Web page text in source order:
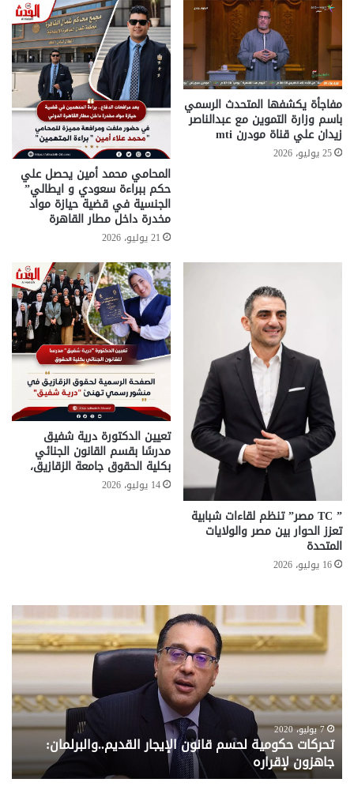
مفاجأة يكشفها المتحدث الرسمي
باسم وزارة التموين مع عبدالناصر
زيدان علي قناة مودرن mti
25 يوليو، 2026
المحامي محمد أمين يحصل علي
حكم ببراءة سعودي و ايطالي”
الجنسية في قضية حيازة مواد
مخدرة داخل مطار القاهرة
21 يوليو، 2026
” TC مصر” تنظم لقاءات شبابية
تعزز الحوار بين مصر والولايات
المتحدة
16 يوليو، 2026
تعيين الدكتورة درية شفيق
مدرسًا بقسم القانون الجنائي
بكلية الحقوق جامعة الزقازيق،
14 يوليو، 2026
تحركات
حكومية
لحسم
قانون
القديم..والبرلمان:
جاهزون
لإقراره
7 يوليو، 2020
تحركات حكومية لحسم قانون الإيجار القديم..والبرلمان:
جاهزون لإقراره
..
من